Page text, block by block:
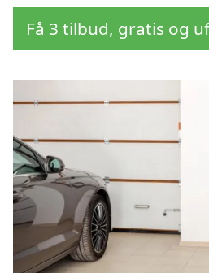
Få 3 tilbud, gratis og